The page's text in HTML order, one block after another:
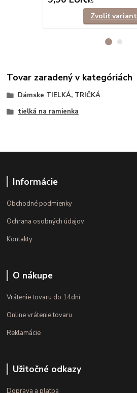
Zvoliť variant
Tovar zaradený v kategóriách
Dámske TIELKÁ, TRIČKÁ
tielká na ramienka
Informácie
Obchodné podmienky
Ochrana osobných údajov
Kontakty
O nákupe
Vrátenie tovaru do 14dní
Online vrátenie tovaru
Reklamácie
Užitočné odkazy
Doprava a platba